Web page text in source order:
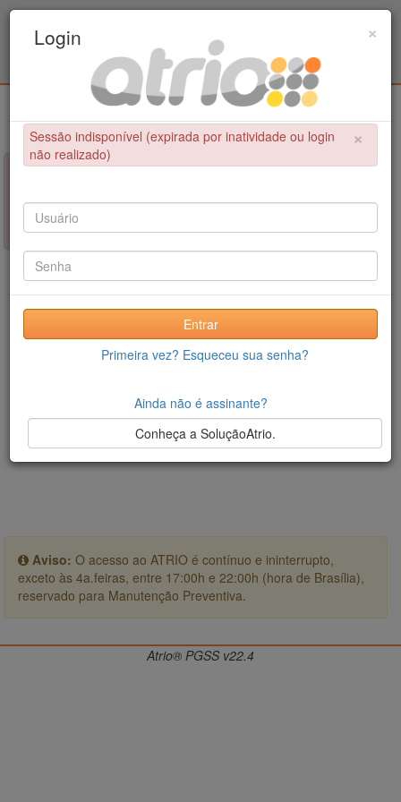
Metalúrgica e de Materiais - COPPE / UFRJ
×
NÃO FOI POSSÍVEL CONCLUIR A OPERAÇÃO
Sessão indisponível (expirada por inatividade ou login não
realizado)
Aviso: O acesso ao ATRIO é contínuo e ininterrupto,
exceto às 4a.feiras, entre 17:00h e 22:00h (hora de Brasília),
reservado para Manutenção Preventiva.
×
Login
×
Sessão indisponível (expirada por inatividade ou login
não realizado)
Entrar
Primeira vez? Esqueceu sua senha?
Ainda não é assinante?
Conheça a SoluçãoAtrio.
Atrio® PGSS v22.4